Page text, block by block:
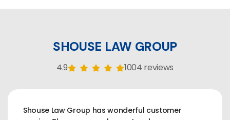
SHOUSE LAW GROUP
4.9 1004 reviews
Shouse Law Group has wonderful customer